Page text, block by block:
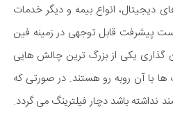
دیجیتال، انواع بیمه و دیگر خدمات
پیشرفت قابل توجهی در زمینه فین
گذاری یکی از بزرگ ترین چالش هایی
با آن روبه رو هستند. در صورتی که
نداشته باشد دچار فیلترینگ می گردد.